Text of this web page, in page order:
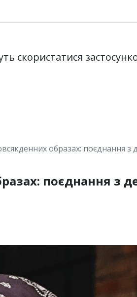
скористатися
образах: поєднання
поєднання з